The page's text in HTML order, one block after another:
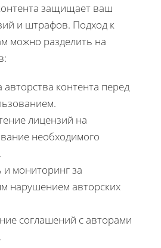
защищает ваш
и штрафов. Подход к
можно разделить на
контента перед
лицензий на
необходимого
и мониторинг за
нарушением авторских
соглашений с авторами